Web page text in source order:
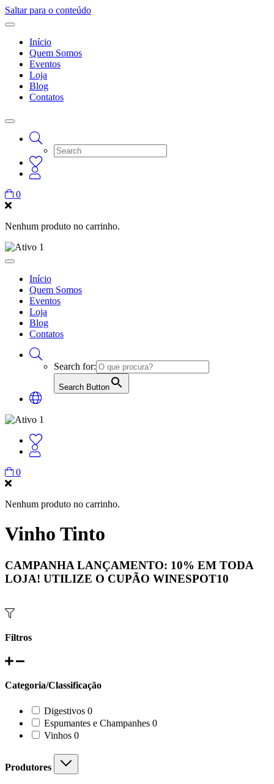
Saltar para o conteúdo
Início
Quem Somos
Eventos
Loja
Blog
Contatos
0
Nenhum produto no carrinho.
Início
Quem Somos
Eventos
Loja
Blog
Contatos
Search for:
Search Button
0
Nenhum produto no carrinho.
Vinho Tinto
CAMPANHA LANÇAMENTO: 10% EM TODA
LOJA! UTILIZE O CUPÃO WINESPOT10
Filtros
Categoria/Classificação
Digestivos 00
products
Espumantes e Champanhes 00
Vinhos 00
Produtores